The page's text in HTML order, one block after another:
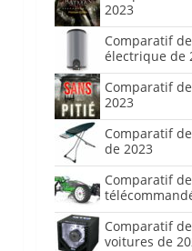
2023
Comparatif
électrique de
Comparatif
2023
Comparatif
de 2023
Comparatif
Comparatif
voitures de